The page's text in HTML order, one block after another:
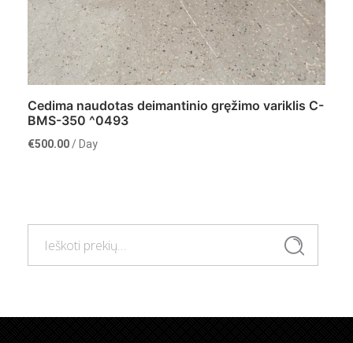
Ieškoti
Cedima naudotas deimantinio gręžimo variklis C-
BMS-350 ^0493
€500.00 / Day